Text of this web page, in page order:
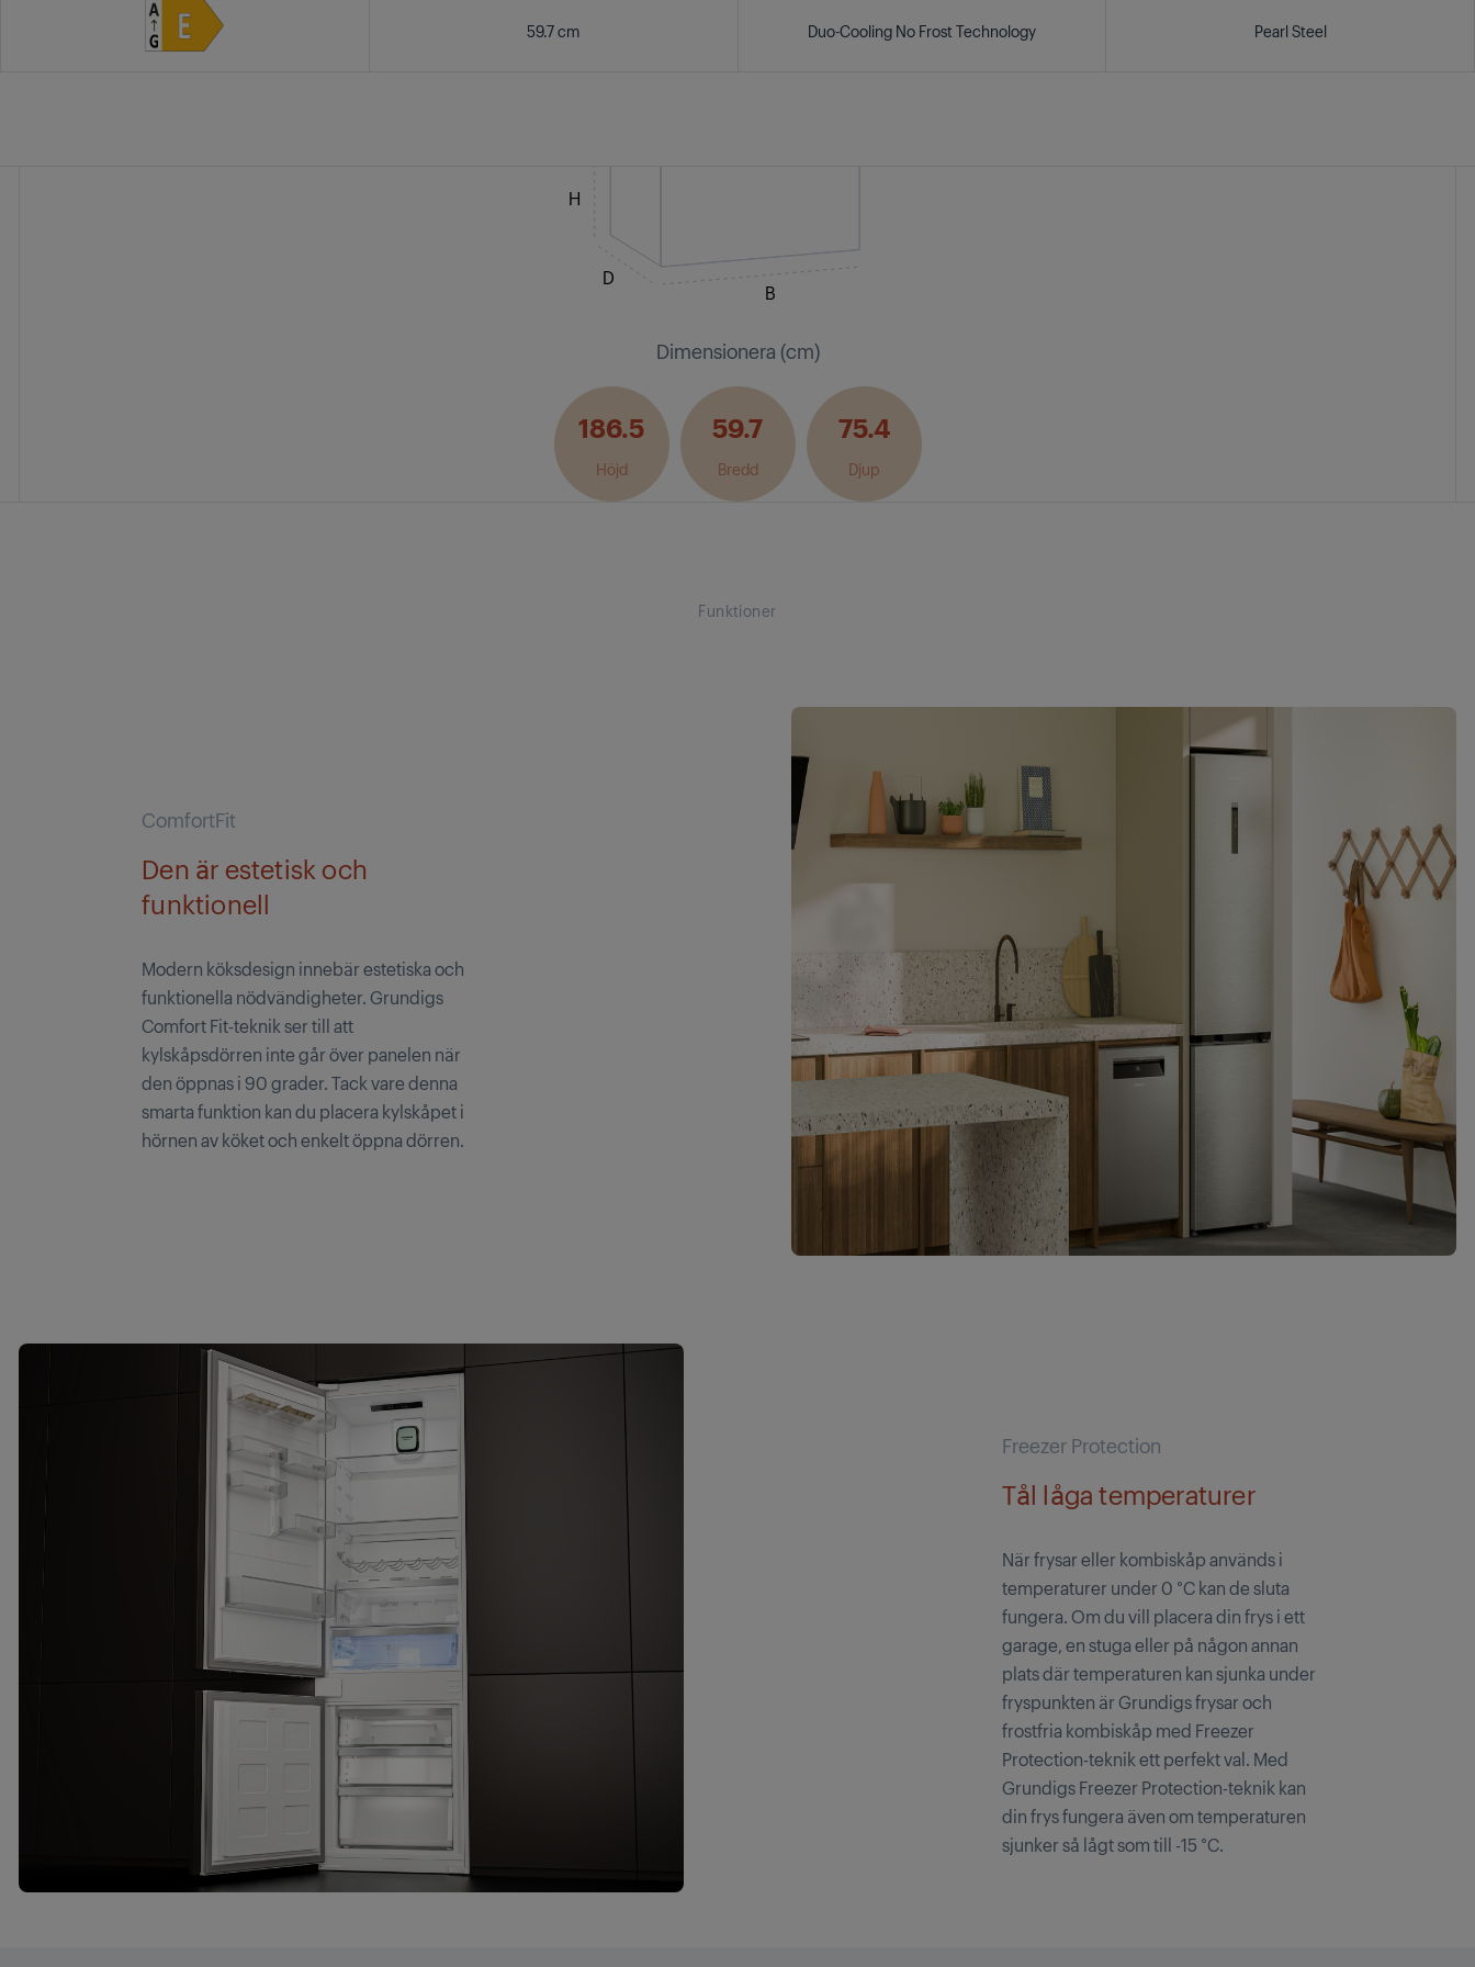
59.7 cm Duo-Cooling No Frost Technology Pearl Steel
H
D
B
Dimensionera (cm)
186.5
Höjd
59.7
Bredd
75.4
Djup
Funktioner
ComfortFit
Den är estetisk och
funktionell
Modern köksdesign innebär estetiska och
funktionella nödvändigheter. Grundigs
Comfort Fit-teknik ser till att
kylskåpsdörren inte går över panelen när
den öppnas i 90 grader. Tack vare denna
smarta funktion kan du placera kylskåpet i
hörnen av köket och enkelt öppna dörren.
Freezer Protection
Tål låga temperaturer
När frysar eller kombiskåp används i
temperaturer under 0 °C kan de sluta
fungera. Om du vill placera din frys i ett
garage, en stuga eller på någon annan
plats där temperaturen kan sjunka under
fryspunkten är Grundigs frysar och
frostfria kombiskåp med Freezer
Protection-teknik ett perfekt val. Med
Grundigs Freezer Protection-teknik kan
din frys fungera även om temperaturen
sjunker så lågt som till -15 °C.